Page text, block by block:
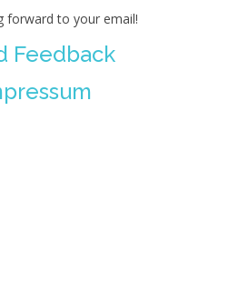
forward to your email!
Feedback